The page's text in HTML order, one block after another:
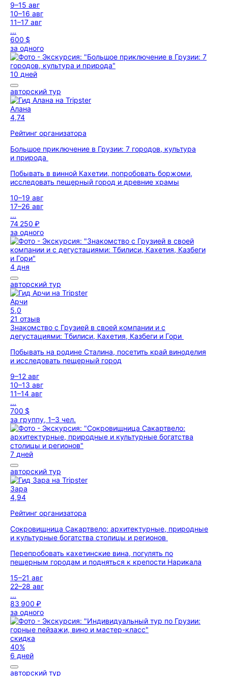
9–15 авг
10–16 авг
11–17 авг
...
600 $
за одного
10 дней
авторский тур
Алана
4,74
Рейтинг организатора
Большое приключение в Грузии: 7 городов, культура
и природа
Побывать в винной Кахетии, попробовать боржоми,
исследовать пещерный город и древние храмы
10–19 авг
17–26 авг
...
74 250 ₽
за одного
4 дня
авторский тур
Арчи
5,0
21 отзыв
Знакомство с Грузией в своей компании и с
дегустациями: Тбилиси, Кахетия, Казбеги и Гори
Побывать на родине Сталина, посетить край виноделия
и исследовать пещерный город
9–12 авг
10–13 авг
11–14 авг
...
700 $
за группу, 1–3 чел.
7 дней
авторский тур
Зара
4,94
Рейтинг организатора
Сокровищница Сакартвело: архитектурные, природные
и культурные богатства столицы и регионов
Перепробовать кахетинские вина, погулять по
пещерным городам и подняться к крепости Нарикала
15–21 авг
22–28 авг
...
83 900 ₽
за одного
скидка
40%
6 дней
авторский тур